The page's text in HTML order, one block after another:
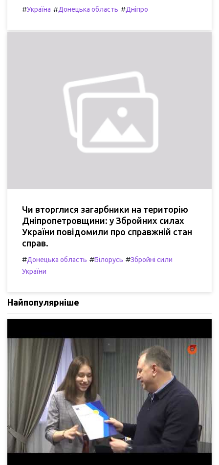
#Україна #Донецька область #Дніпро
Чи вторглися загарбники на територію
Дніпропетровщини: у Збройних силах
України повідомили про справжній стан
справ.
#Донецька область #Білорусь #Збройні сили
України
Найпопулярніше